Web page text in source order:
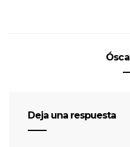
Deja una respuesta